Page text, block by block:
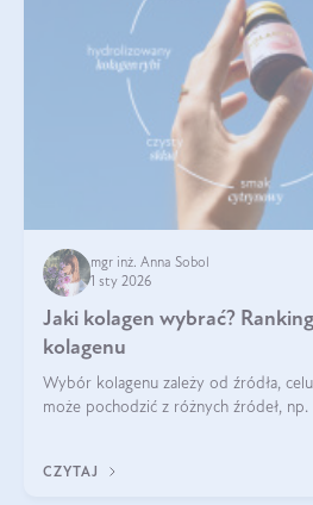
mgr inż. Anna Sobol
1 sty 2026
Jaki kolagen wybrać?
kolagenu
Wybór kolagenu zależy od źródła,
może pochodzić z różnych źródeł,
bydlęcy.
CZYTAJ